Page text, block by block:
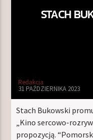
STACH
Redakcja
31 PAŹDZIERNIKA 2023
Stach Bukowski
„Kino sercowo-
propozycją.